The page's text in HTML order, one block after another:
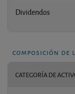
Dividendos
composición de
CATEGORÍA DE